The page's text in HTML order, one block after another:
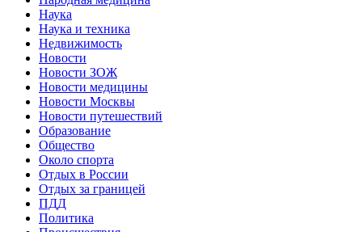
Наука
Наука и техника
Недвижимость
Новости
Новости ЗОЖ
Новости медицины
Новости Москвы
Новости путешествий
Образование
Общество
Около спорта
Отдых в России
Отдых за границей
ПДД
Политика